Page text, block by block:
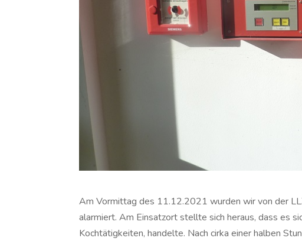
Am Vormittag des 11.12.2021 wurden wir von der
alarmiert. Am Einsatzort stellte sich heraus, dass es
Kochtätigkeiten, handelte. Nach cirka einer halben